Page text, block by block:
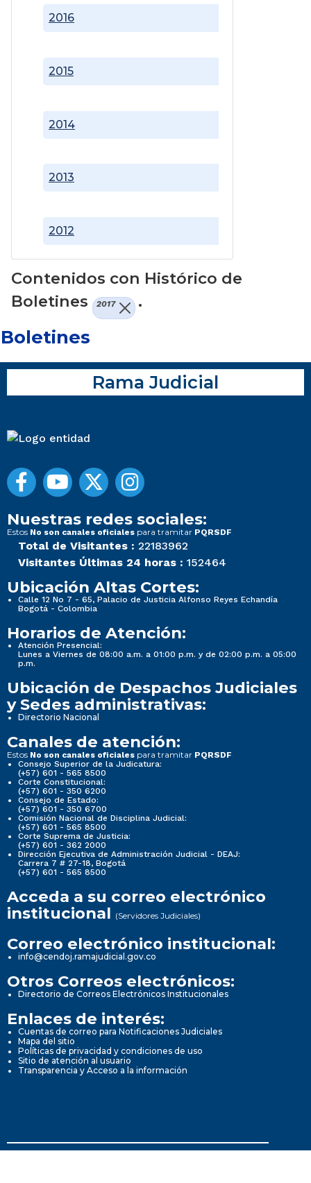
2012
2013
2014
2015
2016
Contenidos con Histórico de
Boletines
2017 .
Boletines
Rama Judicial
Nuestras redes sociales:
Estos No son canales oficiales para tramitar PQRSDF
Total de Visitantes : 22183962
Visitantes Últimas 24 horas : 152464
Ubicación Altas Cortes:
Calle 12 No 7 - 65, Palacio de Justicia Alfonso Reyes Echandía
Bogotá - Colombia
Horarios de Atención:
Atención Presencial:
Lunes a Viernes de 08:00 a.m. a 01:00 p.m. y de 02:00 p.m. a 05:00
p.m.
Ubicación de Despachos Judiciales
y Sedes administrativas:
Directorio Nacional
Canales de atención:
Estos No son canales oficiales para tramitar PQRSDF
Consejo Superior de la Judicatura:
(+57) 601 - 565 8500
Corte Constitucional:
(+57) 601 - 350 6200
Consejo de Estado:
(+57) 601 - 350 6700
Comisión Nacional de Disciplina Judicial:
(+57) 601 - 565 8500
Corte Suprema de Justicia:
(+57) 601 - 362 2000
Dirección Ejecutiva de Administración Judicial - DEAJ:
Carrera 7 # 27-18, Bogotá
(+57) 601 - 565 8500
Acceda a su correo electrónico
institucional (Servidores Judiciales)
Correo electrónico institucional:
info@cendoj.ramajudicial.gov.co
Otros Correos electrónicos:
Directorio de Correos Electrónicos Institucionales
Enlaces de interés:
Cuentas de correo para Notificaciones Judiciales
Mapa del sitio
Políticas de privacidad y condiciones de uso
Sitio de atención al usuario
Transparencia y Acceso a la información